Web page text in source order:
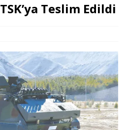
Teslim Edildi